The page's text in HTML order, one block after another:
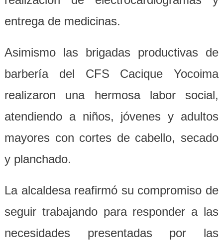
entrega de medicinas.
Asimismo las brigadas productivas de
barbería del CFS Cacique Yocoima
realizaron una hermosa labor social,
atendiendo a niños, jóvenes y adultos
mayores con cortes de cabello, secado
y planchado.
La alcaldesa reafirmó su compromiso de
seguir trabajando para responder a las
necesidades presentadas por las